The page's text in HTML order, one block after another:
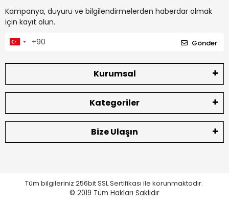
Kampanya, duyuru ve bilgilendirmelerden haberdar olmak
için kayıt olun.
Gönder
Kurumsal
Kategoriler
Bize Ulaşın
Tüm bilgileriniz 256bit SSL Sertifikası ile korunmaktadır.
© 2019 Tüm Hakları Saklıdır